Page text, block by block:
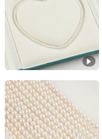
Zhejiang, China
ZHUJI YEYI IMPORT
Zhejiang, China